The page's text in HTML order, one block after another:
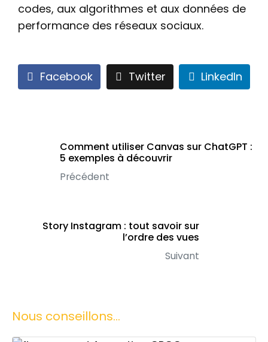
codes, aux algorithmes et aux données de
performance des réseaux sociaux.
Facebook Twitter LinkedIn
Comment utiliser Canvas sur ChatGPT :
5 exemples à découvrir
Précédent
Story Instagram : tout savoir sur
l’ordre des vues
Suivant
Nous conseillons...